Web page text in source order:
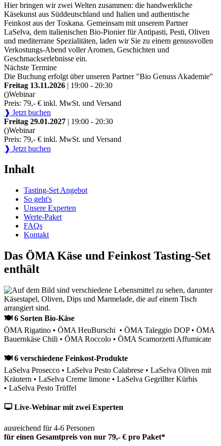
Hier bringen wir zwei Welten zusammen: die handwerkliche
Käsekunst aus Süddeutschland und Italien und authentische
Feinkost aus der Toskana. Gemeinsam mit unserem Partner
LaSelva, dem italienischen Bio-Pionier für Antipasti, Pesti, Oliven
und mediterrane Spezialitäten, laden wir Sie zu einem genussvollen
Verkostungs-Abend voller Aromen, Geschichten und
Geschmackserlebnisse ein.
Nächste Termine
Die Buchung erfolgt über unseren Partner "Bio Genuss Akademie"
Freitag 13.11.2026 | 19:00 - 20:30
()Webinar
Preis: 79,- € inkl. MwSt. und Versand
❱ Jetzt buchen
Freitag 29.01.2027 | 19:00 - 20:30
()Webinar
Preis: 79,- € inkl. MwSt. und Versand
❱ Jetzt buchen
Inhalt
Tasting-Set Angebot
So geht's
Unsere Experten
Werte-Paket
FAQs
Kontakt
Das ÖMA Käse und Feinkost Tasting-Set
enthält
🍽 6 Sorten Bio-Käse
ÖMA Rigatino • ÖMA HeuBurschi • ÖMA Taleggio DOP • ÖMA
Bauernkäse Chili • ÖMA Roccolo • ÖMA Scamorzetti Affumicate
🍽 6 verschiedene Feinkost-Produkte
LaSelva Prosecco • LaSelva Pesto Calabrese • LaSelva Oliven mit
Kräutern • LaSelva Creme limone • LaSelva Gegrillter Kürbis
• LaSelva Pesto Trüffel
🖵 Live-Webinar mit zwei Experten
ausreichend für 4-6 Personen
für einen Gesamtpreis von nur 79,- € pro Paket*